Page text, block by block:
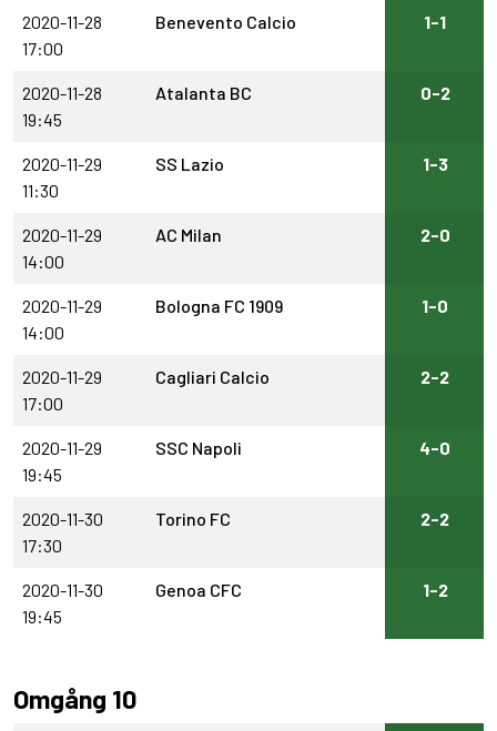
2020-11-28
17:00
Benevento Calcio 1-1
2020-11-28
19:45
Atalanta BC 0-2
2020-11-29
11:30
SS Lazio 1-3
2020-11-29
14:00
AC Milan 2-0
2020-11-29
14:00
Bologna FC 1909 1-0
2020-11-29
17:00
Cagliari Calcio 2-2
2020-11-29
19:45
SSC Napoli 4-0
2020-11-30
17:30
Torino FC 2-2
2020-11-30
19:45
Genoa CFC 1-2
Omgång 10